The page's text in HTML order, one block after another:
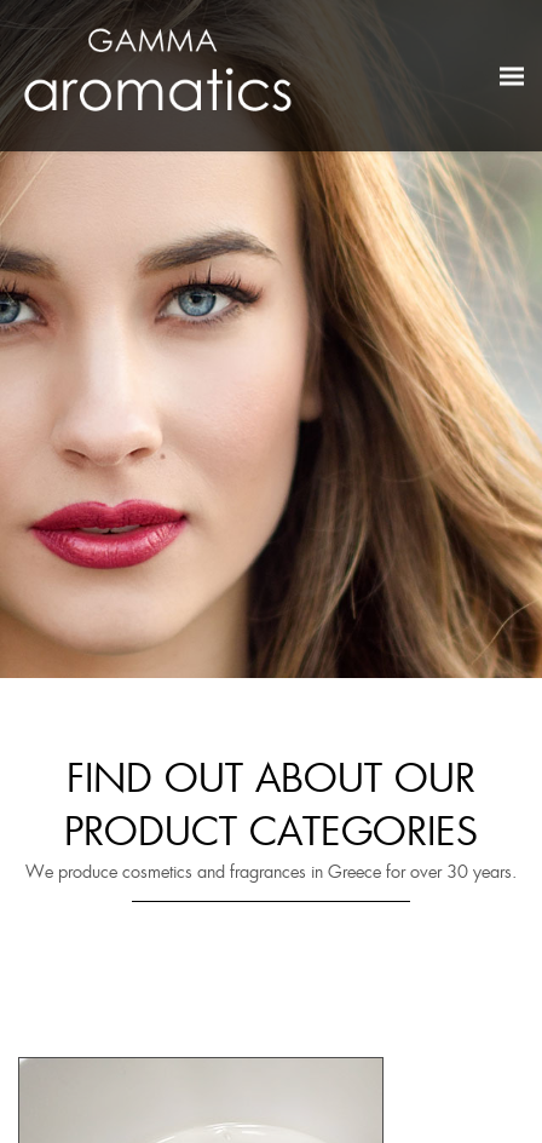
FIND OUT ABOUT OUR
PRODUCT CATEGORIES
We produce cosmetics and fragrances in Greece for over 30 years.